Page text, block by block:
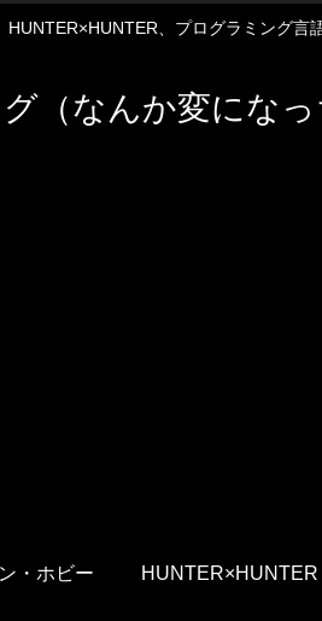
HUNTER×HUNTER、プログラミング言
（なんか変になっ
・ホビー HUNTER×HUNTER